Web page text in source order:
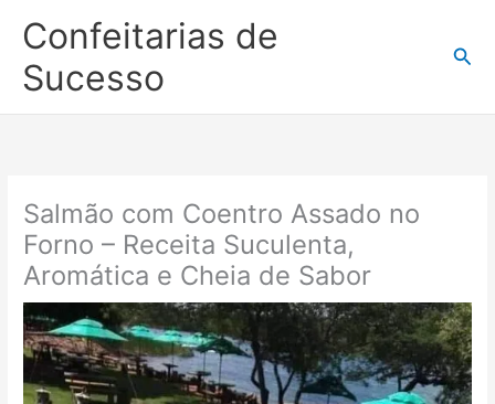
para
conteúdo
Confeitarias de
Sucesso
Salmão com Coentro Assado no
Forno – Receita Suculenta,
Aromática e Cheia de Sabor